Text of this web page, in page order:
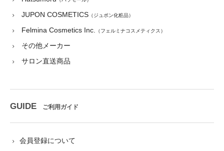
JUPON COSMETICS （ジュポン化粧品）
Felmina Cosmetics Inc. （フェルミナコスメティクス）
その他メーカー
サロン直送商品
GUIDE ご利用ガイド
会員登録について